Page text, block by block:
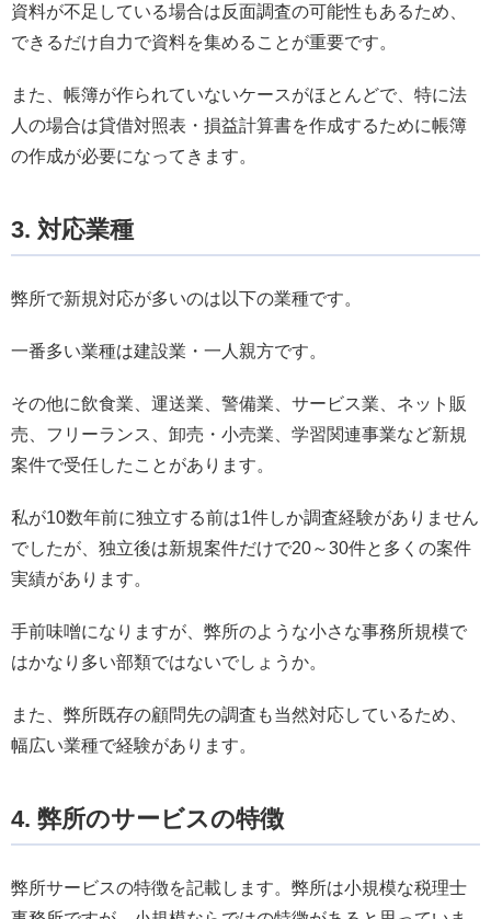
資料が不足している場合は反面調査の可能性もあるため、
できるだけ自力で資料を集めることが重要です。
また、帳簿が作られていないケースがほとんどで、特に法
人の場合は貸借対照表・損益計算書を作成するために帳簿
の作成が必要になってきます。
3. 対応業種
弊所で新規対応が多いのは以下の業種です。
一番多い業種は建設業・一人親方です。
その他に飲食業、運送業、警備業、サービス業、ネット販
売、フリーランス、卸売・小売業、学習関連事業など新規
案件で受任したことがあります。
私が10数年前に独立する前は1件しか調査経験がありません
でしたが、独立後は新規案件だけで20～30件と多くの案件
実績があります。
手前味噌になりますが、弊所のような小さな事務所規模で
はかなり多い部類ではないでしょうか。
また、弊所既存の顧問先の調査も当然対応しているため、
幅広い業種で経験があります。
4. 弊所のサービスの特徴
弊所サービスの特徴を記載します。弊所は小規模な税理士